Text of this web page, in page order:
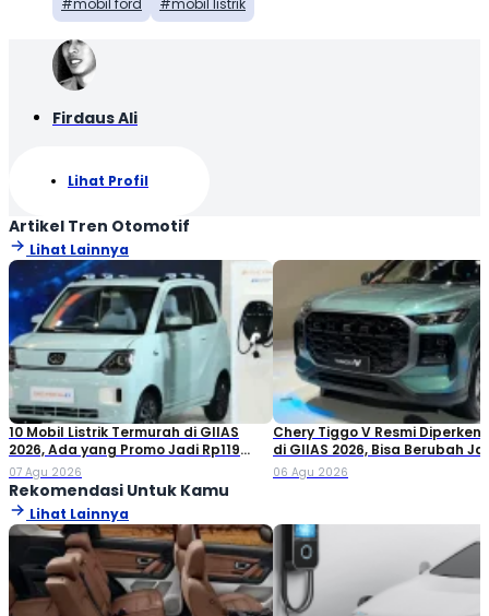
mobil ford mobil listrik
Firdaus Ali
Lihat Profil
Artikel Tren Otomotif
Lihat Lainnya
10 Mobil Listrik Termurah di GIIAS
2026, Ada yang Promo Jadi Rp119
Jutaan!
07 Agu 2026
Chery Tiggo V Resmi
di GIIAS 2026, Bisa Berubah
Double Cabin
06 Agu 2026
Rekomendasi Untuk Kamu
Lihat Lainnya